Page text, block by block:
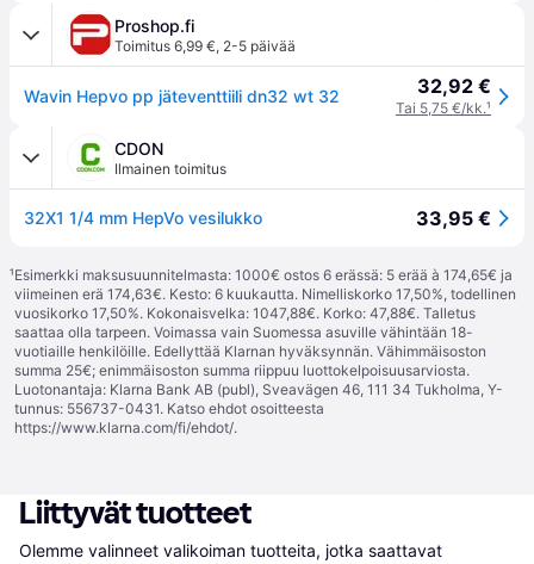
Proshop.fi
Toimitus 6,99 €, 2-5 päivää
Wavin Hepvo pp jäteventtiili dn32 wt 32 32,92 €
Tai 5,75 €/kk.¹
CDON
Ilmainen toimitus
32X1 1/4 mm HepVo vesilukko 33,95 €
¹Esimerkki maksusuunnitelmasta: 1000€ ostos 6 erässä: 5 erää à 174,65€ ja
viimeinen erä 174,63€. Kesto: 6 kuukautta. Nimelliskorko 17,50%, todellinen
vuosikorko 17,50%. Kokonaisvelka: 1047,88€. Korko: 47,88€. Talletus
saattaa olla tarpeen. Voimassa vain Suomessa asuville vähintään 18-
vuotiaille henkilöille. Edellyttää Klarnan hyväksynnän. Vähimmäisoston
summa 25€; enimmäisoston summa riippuu luottokelpoisuusarviosta.
Luotonantaja: Klarna Bank AB (publ), Sveavägen 46, 111 34 Tukholma, Y-
tunnus: 556737-0431. Katso ehdot osoitteesta
https://www.klarna.com/fi/ehdot/.
Liittyvät tuotteet
Olemme valinneet valikoiman tuotteita, jotka saattavat